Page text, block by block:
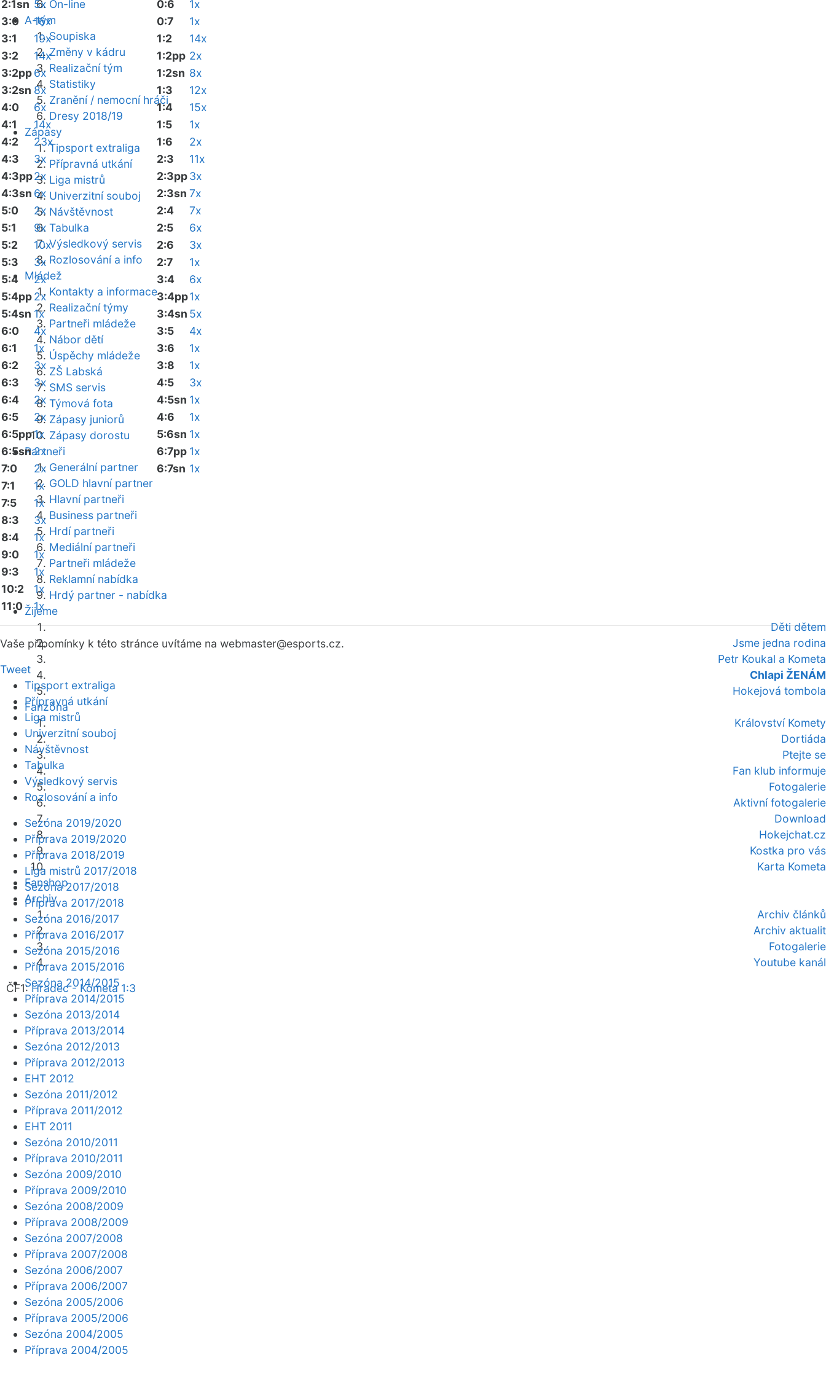
On-line
A-tým
Soupiska
Změny v kádru
Realizační tým
Statistiky
Zranění / nemocní hráči
Dresy 2018/19
Zápasy
Tipsport extraliga
Přípravná utkání
Liga mistrů
Univerzitní souboj
Návštěvnost
Tabulka
Výsledkový servis
Rozlosování a info
Mládež
Kontakty a informace
Realizační týmy
Partneři mládeže
Nábor dětí
Úspěchy mládeže
ZŠ Labská
SMS servis
Týmová fota
Zápasy juniorů
Zápasy dorostu
Partneři
Generální partner
GOLD hlavní partner
Hlavní partneři
Business partneři
Hrdí partneři
Mediální partneři
Partneři mládeže
Reklamní nabídka
Hrdý partner - nabídka
Žijeme
Děti dětem
Jsme jedna rodina
Petr Koukal a Kometa
Chlapi ŽENÁM
Hokejová tombola
Fanzóna
Království Komety
Dortiáda
Ptejte se
Fan klub informuje
Fotogalerie
Aktivní fotogalerie
Download
Hokejchat.cz
Kostka pro vás
Karta Kometa
Fanshop
Archiv
Archiv článků
Archiv aktualit
Fotogalerie
Youtube kanál
ČF1:Hradec - Kometa 1:3
2:1sn 5x
3:0
16x
3:1
19x
3:2
14x
3:2pp6x
3:2sn 8x
4:0
6x
4:1
14x
4:2
23x
4:3
3x
4:3pp2x
4:3sn 6x
5:0
2x
5:1
9x
5:2
10x
5:3
3x
5:4
2x
5:4pp2x
5:4sn 1x
6:0
4x
6:1
1x
6:2
3x
6:3
3x
6:4
2x
6:5
2x
6:5pp1x
6:5sn2x
7:0
2x
7:1
1x
7:5
1x
8:3
3x
8:4
1x
9:0
1x
9:3
1x
10:2
1x
11:0
1x
0:6
1x
0:7
1x
1:2
14x
1:2pp 2x
1:2sn 8x
1:3
12x
1:4
15x
1:5
1x
1:6
2x
2:3
11x
2:3pp3x
2:3sn 7x
2:4
7x
2:5
6x
2:6
3x
2:7
1x
3:4
6x
3:4pp1x
3:4sn 5x
3:5
4x
3:6
1x
3:8
1x
4:5
3x
4:5sn 1x
4:6
1x
5:6sn 1x
6:7pp 1x
6:7sn 1x
Vaše připomínky k této stránce uvítáme na webmaster@esports.cz.
Tweet
Tipsport extraliga
Přípravná utkání
Liga mistrů
Univerzitní souboj
Návštěvnost
Tabulka
Výsledkový servis
Rozlosování a info
Sezóna 2019/2020
Příprava 2019/2020
Příprava 2018/2019
Liga mistrů 2017/2018
Sezóna 2017/2018
Příprava 2017/2018
Sezóna 2016/2017
Příprava 2016/2017
Sezóna 2015/2016
Příprava 2015/2016
Sezóna 2014/2015
Příprava 2014/2015
Sezóna 2013/2014
Příprava 2013/2014
Sezóna 2012/2013
Příprava 2012/2013
EHT 2012
Sezóna 2011/2012
Příprava 2011/2012
EHT 2011
Sezóna 2010/2011
Příprava 2010/2011
Sezóna 2009/2010
Příprava 2009/2010
Sezóna 2008/2009
Příprava 2008/2009
Sezóna 2007/2008
Příprava 2007/2008
Sezóna 2006/2007
Příprava 2006/2007
Sezóna 2005/2006
Příprava 2005/2006
Sezóna 2004/2005
Příprava 2004/2005